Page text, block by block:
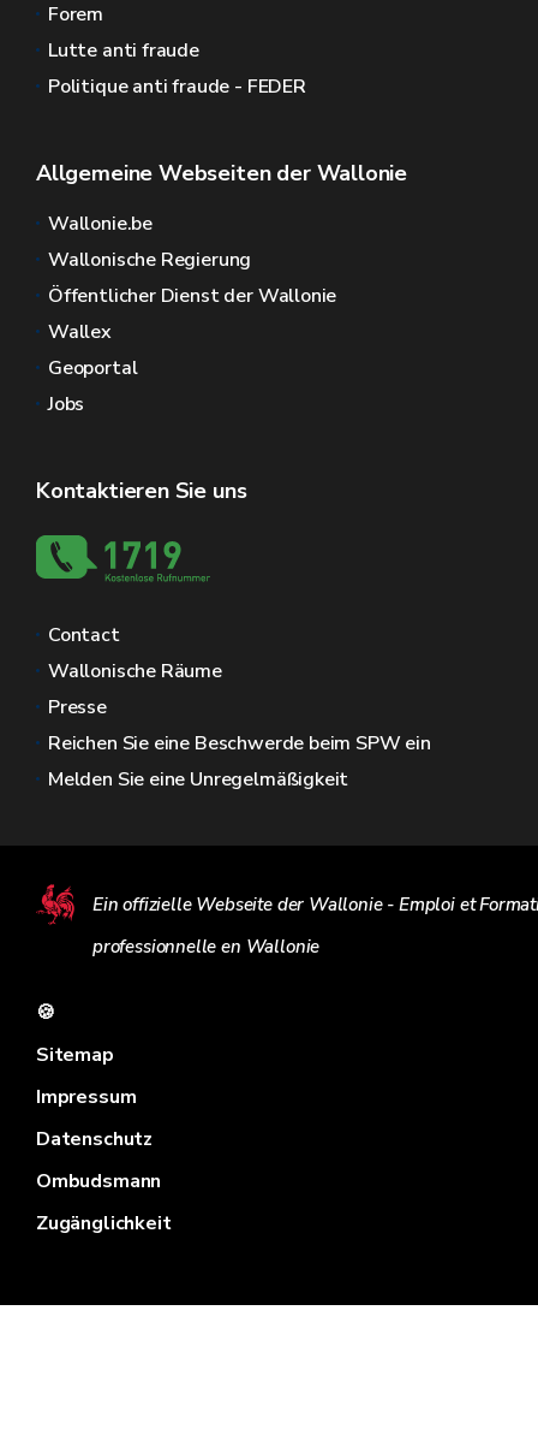
Forem
Lutte anti fraude
Politique anti fraude - FEDER
Allgemeine Webseiten der Wallonie
Wallonie.be
Wallonische Regierung
Öffentlicher Dienst der Wallonie
Wallex
Geoportal
Jobs
Kontaktieren Sie uns
Contact
Wallonische Räume
Presse
Reichen Sie eine Beschwerde beim SPW ein
Melden Sie eine Unregelmäßigkeit
Ein offizielle Webseite der Wallonie - Emploi et
professionnelle en Wallonie
🍪
Sitemap
Impressum
Datenschutz
Ombudsmann
Zugänglichkeit